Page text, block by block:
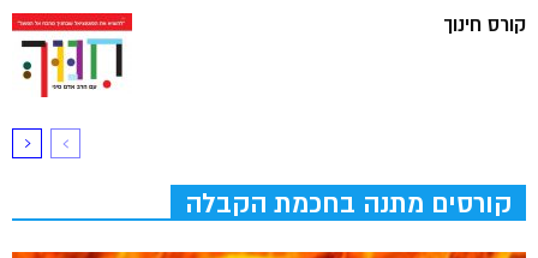
קורס חינוך
קורסים מתנה בחכמת הקבלה